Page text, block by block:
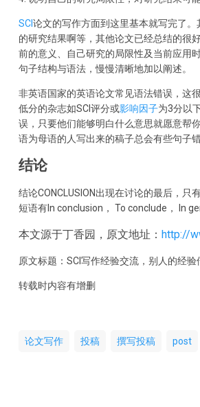
SCI论文的写作方面到这里基本就写完了
的研究结果啊等，其他论文已经总结的很
前的意义、自己研究的局限性及当前应用
句子结构与语法，慢慢清晰地加以阐述。
非英语国家的英语论文常见语法错误，这
低分的杂志如SCI评分或影响因子为3分以
误，只要他们能够明白什么意思就愿意帮
语为母语的人写出来的稿子总会有些句子错
结论
结论CONCLUSION出现在讨论的最后，
短语有In conclusion， To conclude， In
本文源于丁香园，原文地址： http://
原文标题：SCI写作经验交流，别人的经验
转载时内容有增删
论文写作 投稿 撰写投稿 post